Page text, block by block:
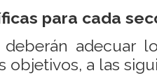
para cada
adecuar
objetivos, a las